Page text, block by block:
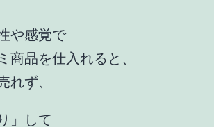
や感覚で
商品を仕入れると、
れず、
」して